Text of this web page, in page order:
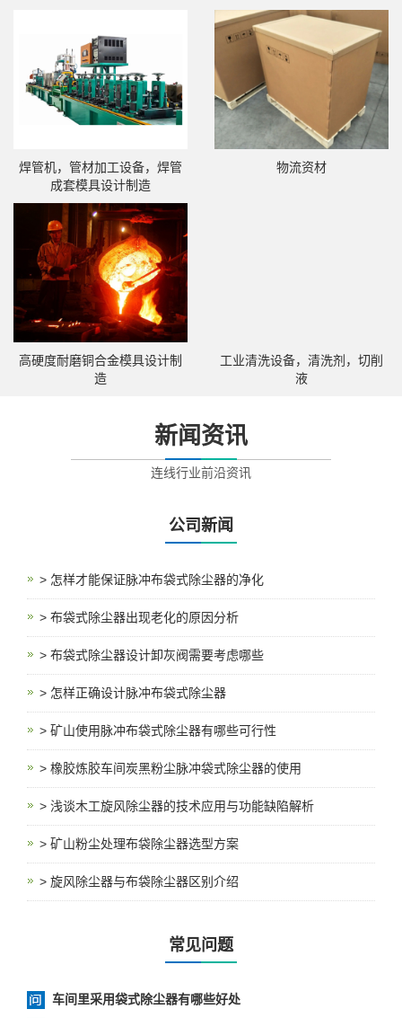
焊管机，管材加工设备，焊管
成套模具设计制造
物流资材
高硬度耐磨铜合金模具设计制
造
工业清洗设备，清洗剂，切削
液
新闻资讯
连线行业前沿资讯
公司新闻
> 怎样才能保证脉冲布袋式除尘器的净化
> 布袋式除尘器出现老化的原因分析
> 布袋式除尘器设计卸灰阀需要考虑哪些
> 怎样正确设计脉冲布袋式除尘器
> 矿山使用脉冲布袋式除尘器有哪些可行性
> 橡胶炼胶车间炭黑粉尘脉冲袋式除尘器的使用
> 浅谈木工旋风除尘器的技术应用与功能缺陷解析
> 矿山粉尘处理布袋除尘器选型方案
> 旋风除尘器与布袋除尘器区别介绍
常见问题
车间里采用袋式除尘器有哪些好处